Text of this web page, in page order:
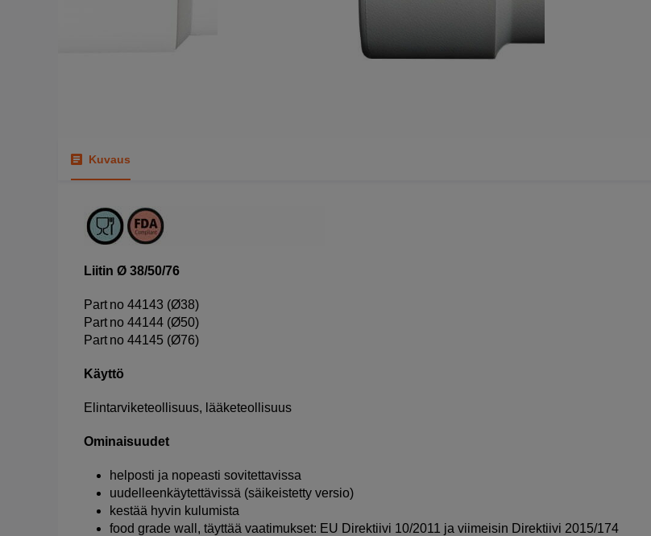
Kuvaus
Liitin Ø 38/50/76
Part no 44143 (Ø38)
Part no 44144 (Ø50)
Part no 44145 (Ø76)
Käyttö
Elintarviketeollisuus, lääketeollisuus
Ominaisuudet
helposti ja nopeasti sovitettavissa
uudelleenkäytettävissä (säikeistetty versio)
kestää hyvin kulumista
food grade wall, täyttää vaatimukset: EU Direktiivi 10/2011 ja viimeisin Direktiivi 2015/174